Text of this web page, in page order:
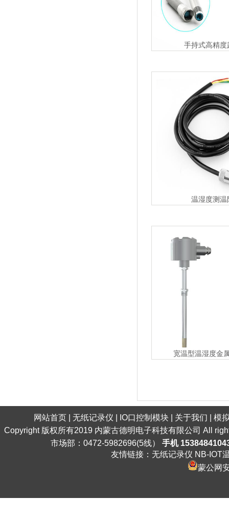
手持式高精度
温湿度测温
宽温型温湿度金
网站首页 无纸记录仪 IO口控制模块 关于我们
模
Copyright 版权所有2019 内蒙古德明电子科技有限公司 All
市场部：0472-5982696(5线） 手机
友情链接： 无纸记录仪 NB-IOT
蒙公网